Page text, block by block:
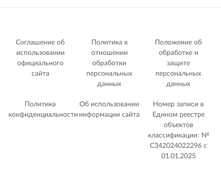
Соглашение об
использовании
официального
сайта
Политика в
отношении
обработки
персональных
данных
Положение об
обработке и
защите
персональных
данных
Политика
конфиденциальности
Об использовании
информации сайта
Номер записи в
Едином реестре
объектов
классификации: №
С342024022296 c
01.01.2025